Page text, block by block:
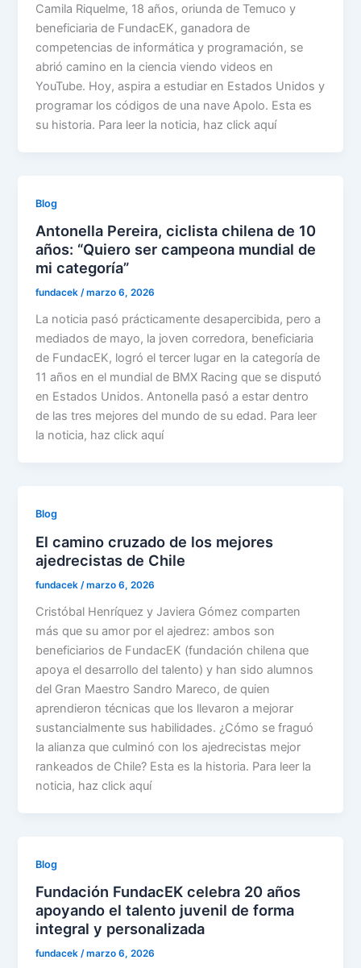
Camila Riquelme, 18 años, oriunda de Temuco y
beneficiaria de FundacEK, ganadora de
competencias de informática y programación, se
abrió camino en la ciencia viendo videos en
YouTube. Hoy, aspira a estudiar en Estados Unidos y
programar los códigos de una nave Apolo. Esta es
su historia. Para leer la noticia, haz click aquí
Blog
Antonella Pereira, ciclista chilena de 10
años: “Quiero ser campeona mundial de
mi categoría”
fundacek/marzo 6, 2026
La noticia pasó prácticamente desapercibida, pero a
mediados de mayo, la joven corredora, beneficiaria
de FundacEK, logró el tercer lugar en la categoría de
11 años en el mundial de BMX Racing que se disputó
en Estados Unidos. Antonella pasó a estar dentro
de las tres mejores del mundo de su edad. Para leer
la noticia, haz click aquí
Blog
El camino cruzado de los mejores
ajedrecistas de Chile
fundacek /marzo 6, 2026
Cristóbal Henríquez y Javiera Gómez comparten
más que su amor por el ajedrez: ambos son
beneficiarios de FundacEK (fundación chilena que
apoya el desarrollo del talento) y han sido alumnos
del Gran Maestro Sandro Mareco, de quien
aprendieron técnicas que los llevaron a mejorar
sustancialmente sus habilidades. ¿Cómo se fraguó
la alianza que culminó con los ajedrecistas mejor
rankeados de Chile? Esta es la historia. Para leer la
noticia, haz click aquí
Blog
Fundación FundacEK celebra 20 años
apoyando el talento juvenil de forma
integral y personalizada
fundacek/marzo 6, 2026